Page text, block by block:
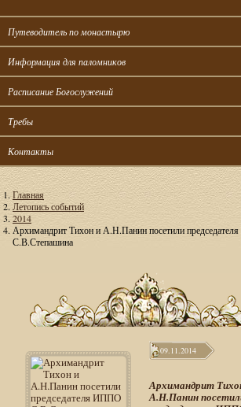
Путеводитель по монастырю
Информация для паломников
Расписание Богослужений
Требы
Контакты
Главная
Летопись событий
2014
Архимандрит Тихон и А.Н.Панин посетили
С.В.Степашина
09.11.2014
Архимандрит
А.Н.Панин